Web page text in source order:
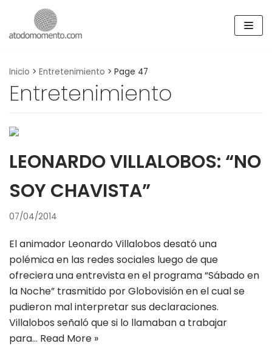
Skip
content
Inicio > Entretenimiento > Page 47
Entretenimiento
LEONARDO VILLALOBOS: “NO
SOY CHAVISTA”
07/04/2014
El animador Leonardo Villalobos desató una
polémica en las redes sociales luego de que
ofreciera una entrevista en el programa “Sábado en
la Noche” trasmitido por Globovisión en el cual se
pudieron mal interpretar sus declaraciones.
Villalobos señaló que si lo llamaban a trabajar
para… Read More »